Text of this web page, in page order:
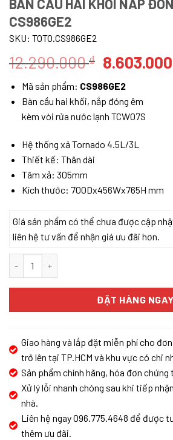
BÀN CẦU HAI KHỐI NẮP
CS986GE2
SKU: TOTO.CS986GE2
12.290.000₫ Giá
là:
12.290.000
8.603.000
Mã sản phẩm: CS986GE2
Bàn cầu hai khối, nắp đóng êm
kèm vòi rửa nước lạnh TCW07S
Hệ thống xả Tornado 4.5L/3L
Thiết kế: Thân dài
Tâm xả: 305mm
Kích thước: 700Dx456Wx765H mm
Giá sản phẩm có thể chưa được cập
liên hệ tư vấn để nhận giá ưu đãi hơn.
ĐẶT HÀNG NGAY
Giao hàng và lắp đặt miễn phí cho
trở lên tại TP.HCM và khu vực có chi
Sản phẩm chính hãng, hóa đơn chứng
Xử lý lỗi nhanh chóng sau khi tiếp
nhà.
Liên hệ ngay 096.775.4648 để được
thêm ưu đãi.